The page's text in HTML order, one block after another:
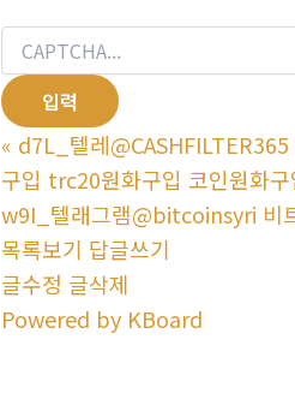
« d7L_텔레
구입 trc20원화구입 코인원화
w9I_텔래그램@bitcoinsyri 비
목록보기 답글쓰기
글수정 글삭제
Powered by KBoard